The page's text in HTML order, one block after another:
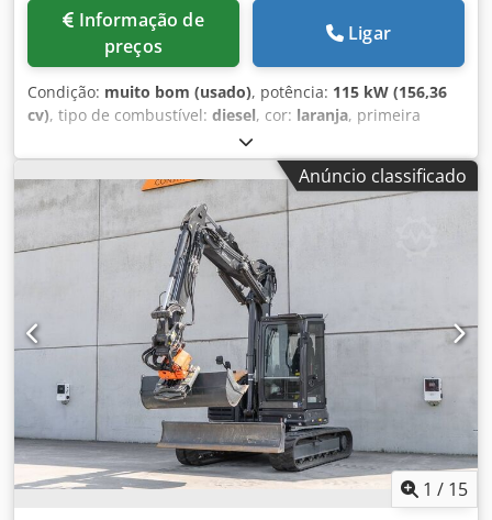
preços
Ligar
Condição: muito bom (usado), potência: 115 kW (156,36
cv), tipo de combustível: diesel, cor: laranja, primeira
, Ano de fabrico:
funcionamento:15 109 h, Informações Gerais Ano do
modelo: 2012 Número de série: DCH210R5NCEAH2500
Informações Técnicas Número de cilindros: 4 Peso próprio:
22.600 kg Funcional Largura de trabalho: 300 cm
Certificação CE: sim Estado Estado técnico: muito bom
Estado visual: muito bom Informações Financeiras Preço:
Sob consulta Garantia Garantia: De primeira mão, histórico
de manutenção completo, pronto para uso imediato! - 80%
do trem de rodas com correntes - Inclui 3 baldes: 1300
mm, 450 mm e 2000 mm para limpeza de valas - Opcional
com SISTEMA 3D TOPCON 2021 Credpfx Aioy En Ndjzsf
Anúncio classificado
1 / 15